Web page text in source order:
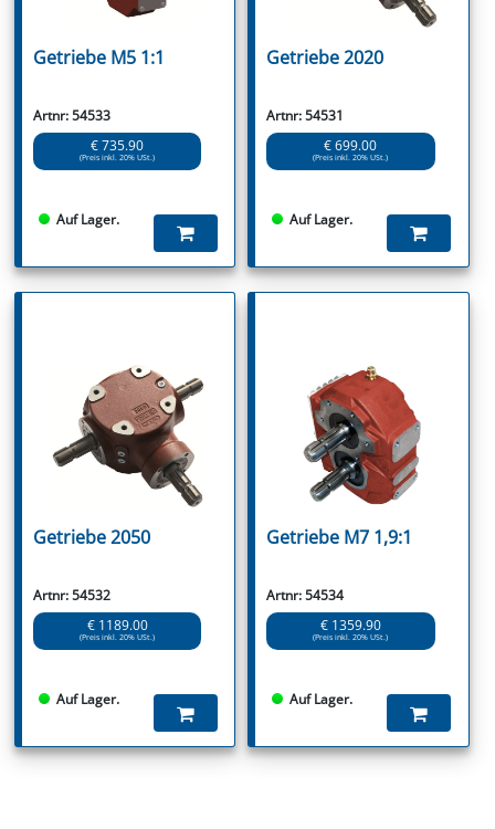
Getriebe M5 1:1
Artnr: 54533
€ 735.90
(Preis inkl. 20% USt.)
Auf Lager.
Getriebe 2020
Artnr: 54531
€ 699.00
(Preis inkl. 20% USt.)
Auf Lager.
Getriebe 2050
Artnr: 54532
€ 1189.00
(Preis inkl. 20% USt.)
Auf Lager.
Getriebe M7 1,9:1
Artnr: 54534
€ 1359.90
(Preis inkl. 20% USt.)
Auf Lager.